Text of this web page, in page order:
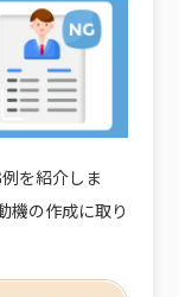
を紹介しま
機の作成に取り